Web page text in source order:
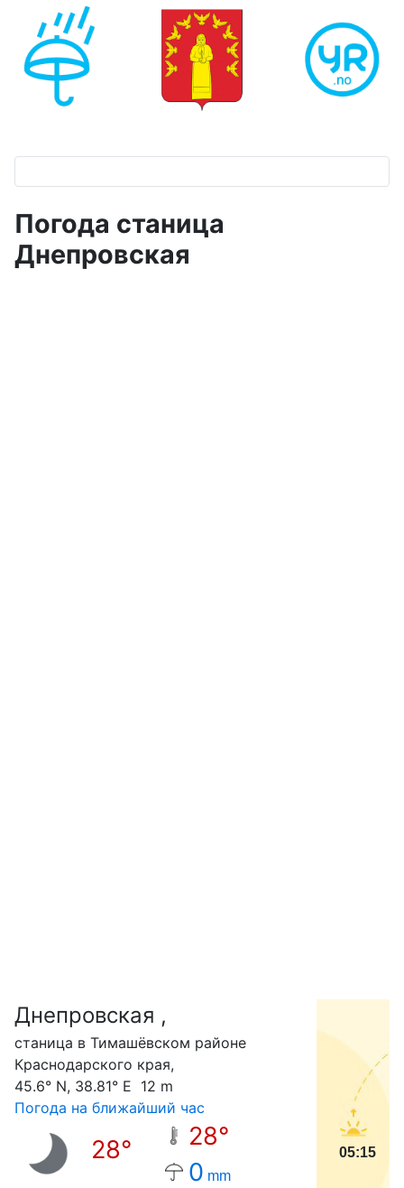
Погода станица
Днепровская
Днепровская ,
станица в Тимашёвском районе
Краснодарского края,
45.6° N, 38.81° E 12 m
Погода на ближайший час
28°
28°
0 mm
05:15